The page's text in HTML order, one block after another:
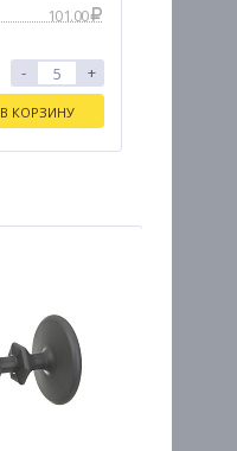
101.00
- +
В КОРЗИНУ